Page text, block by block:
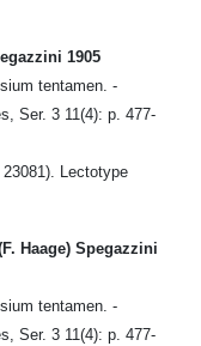
1905
tentamen. -
Ser. 3 11(4): p. 477-
Lectotype
Haage) Spegazzini
tentamen. -
Ser. 3 11(4): p. 477-